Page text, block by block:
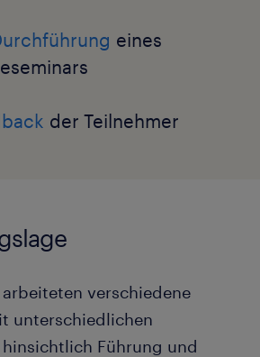
eines
der Teilnehmer
arbeiteten verschiedene
unterschiedlichen
Führung und